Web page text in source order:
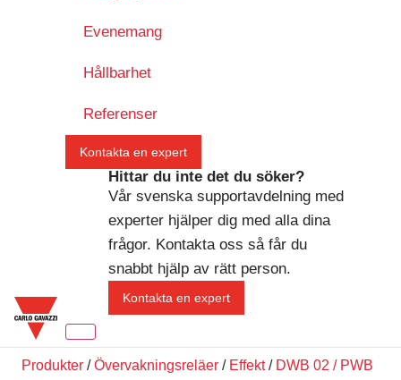
Evenemang
Hållbarhet
Referenser
Kontakta en expert
Hittar du inte det du söker?
Vår svenska supportavdelning med
experter hjälper dig med alla dina
frågor. Kontakta oss så får du
snabbt hjälp av rätt person.
Kontakta en expert
Produkter /Övervakningsreläer / Effekt/ DWB 02 / PWB